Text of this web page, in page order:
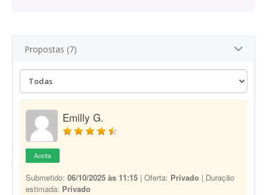
Propostas (7)
Emilly G.
Aceita
Submetido: 06/10/2025 às 11:15 | Oferta: Privado | Duração
estimada: Privado